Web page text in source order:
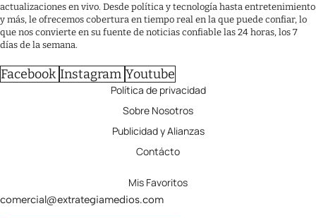
actualizaciones en vivo. Desde política y tecnología hasta entretenimiento
y más, le ofrecemos cobertura en tiempo real en la que puede confiar, lo
que nos convierte en su fuente de noticias confiable las 24 horas, los 7
días de la semana.
Facebook Instagram Youtube
Política de privacidad
Sobre Nosotros
Publicidad y Alianzas
Contácto
Mis Favoritos
comercial@extrategiamedios.com